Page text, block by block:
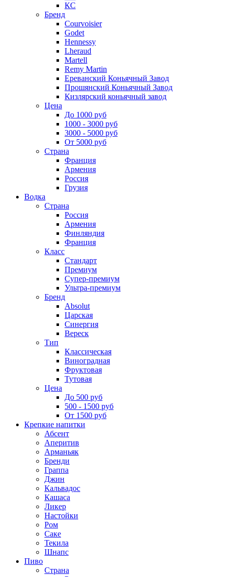
КС
Бренд
Courvoisier
Godet
Hennessy
Lheraud
Martell
Remy Martin
Ереванский Коньячный Завод
Прошянский Коньячный Завод
Кизлярский коньячный завод
Цена
До 1000 руб
1000 - 3000 руб
3000 - 5000 руб
От 5000 руб
Страна
Франция
Армения
Россия
Грузия
Водка
Страна
Россия
Армения
Финляндия
Франция
Класс
Стандарт
Премиум
Супер-премиум
Ультра-премиум
Бренд
Absolut
Царская
Синергия
Вереск
Тип
Классическая
Виноградная
Фруктовая
Тутовая
Цена
До 500 руб
500 - 1500 руб
От 1500 руб
Крепкие напитки
Абсент
Аперитив
Арманьяк
Бренди
Граппа
Джин
Кальвадос
Кашаса
Ликер
Настойки
Ром
Саке
Текила
Шнапс
Пиво
Страна